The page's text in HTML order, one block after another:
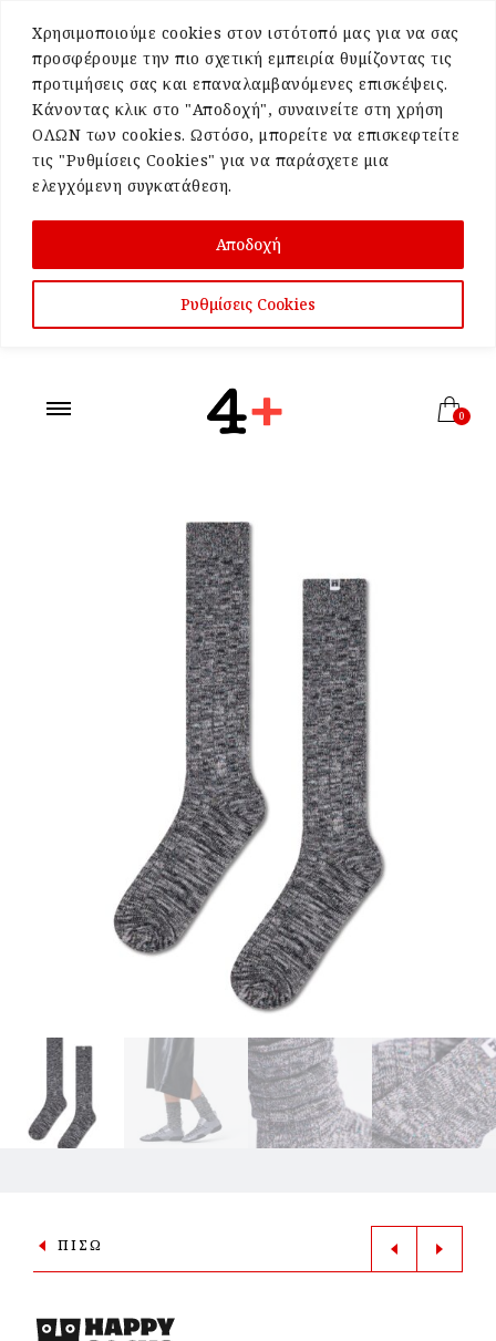
Χρησιμοποιούμε cookies στον ιστότοπό μας για να σας
προσφέρουμε την πιο σχετική εμπειρία θυμίζοντας τις
προτιμήσεις σας και επαναλαμβανόμενες επισκέψεις.
Κάνοντας κλικ στο "Αποδοχή", συναινείτε στη χρήση
ΟΛΩΝ των cookies. Ωστόσο, μπορείτε να επισκεφτείτε
τις "Ρυθμίσεις Cookies" για να παράσχετε μια
ελεγχόμενη συγκατάθεση.
Ρυθμίσεις Cookies
Αποδοχή
0
ΠΙΣΩ